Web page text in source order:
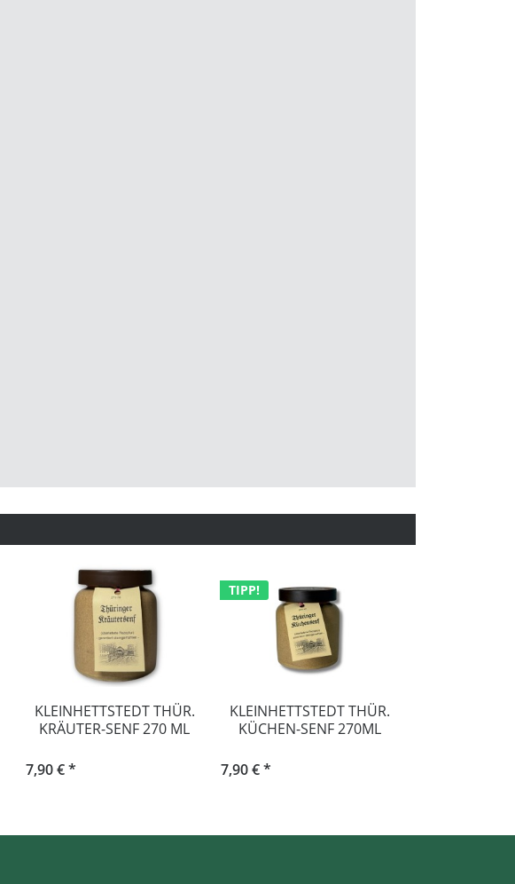
KLEINHETTSTEDT THÜR.
KRÄUTER-SENF 270 ML
7,90 € *
TIPP!
KLEINHETTSTEDT THÜR.
KÜCHEN-SENF 270ML
7,90 € *